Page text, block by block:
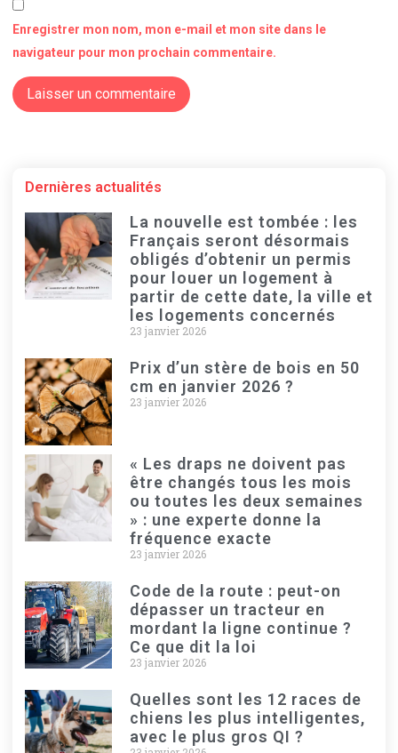
Enregistrer mon nom, mon e-mail et mon site dans le
navigateur pour mon prochain commentaire.
Dernières actualités
La nouvelle est tombée : les
Français seront désormais
obligés d’obtenir un permis
pour louer un logement à
partir de cette date, la ville et
les logements concernés
23 janvier 2026
Prix d’un stère de bois en 50
cm en janvier 2026 ?
23 janvier 2026
« Les draps ne doivent pas
être changés tous les mois
ou toutes les deux semaines
» : une experte donne la
fréquence exacte
23 janvier 2026
Code de la route : peut-on
dépasser un tracteur en
mordant la ligne continue ?
Ce que dit la loi
23 janvier 2026
Quelles sont les 12 races de
chiens les plus intelligentes,
avec le plus gros QI ?